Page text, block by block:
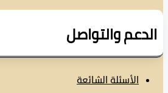
والتواصل
الأسئلة الشائعة